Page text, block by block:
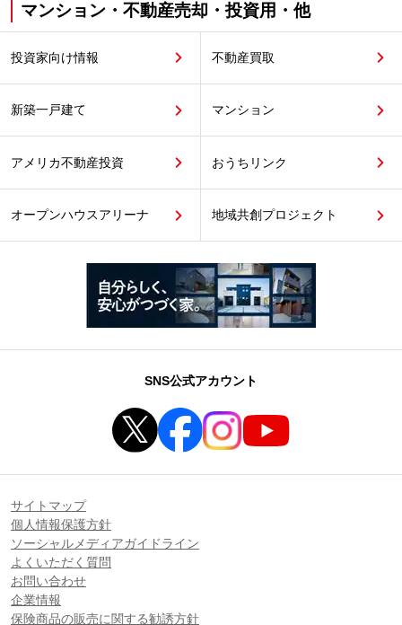
マンション・不動産売却・投資用・他
投資家向け情報 不動産買取
新築一戸建て マンション
アメリカ不動産投資 おうちリンク
オープンハウスアリーナ 地域共創プロジェクト
SNS公式アカウント
サイトマップ
個人情報保護方針
ソーシャルメディアガイドライン
よくいただく質問
お問い合わせ
企業情報
保険商品の販売に関する勧誘方針